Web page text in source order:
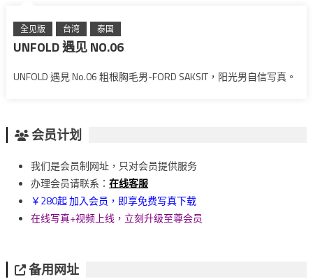
全见版 台湾 泰国
UNFOLD 遇见 NO.06
UNFOLD 遇見 No.06 粗根胸毛男-FORD SAKSIT，阳光男自信写真。
会员计划
我们是会员制网址，只对会员提供服务
办理会员请联系： 在线客服
￥280起 加入会员，即享免费写真下载
在线写真+视频上线，立刻升级至尊会员
备用网址